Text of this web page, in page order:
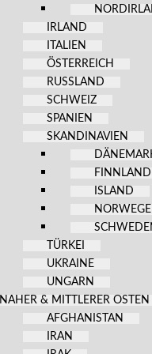
IRLAND
ITALIEN
ÖSTERREICH
RUSSLAND
SCHWEIZ
SPANIEN
SKANDINAVIEN
FINNLAND
ISLAND
TÜRKEI
UKRAINE
UNGARN
NAHER & MITTLERER OSTEN
AFGHANISTAN
IRAN